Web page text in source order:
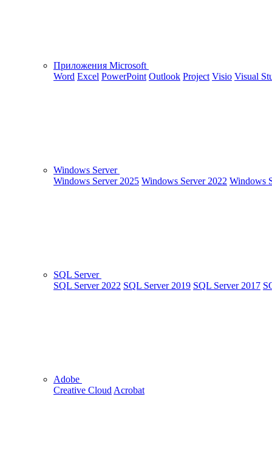
Приложения Microsoft
Word Excel PowerPoint Outlook Project Visio Visual
Windows Server
Windows Server 2025 Windows Server 2022 Windows
SQL Server
SQL Server 2022 SQL Server 2019 SQL Server 2017
Adobe
Creative Cloud Acrobat